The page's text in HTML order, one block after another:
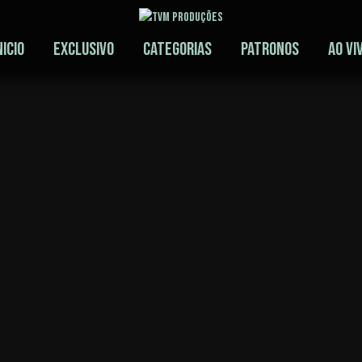
Exclusivo Categorias Patronos Ao